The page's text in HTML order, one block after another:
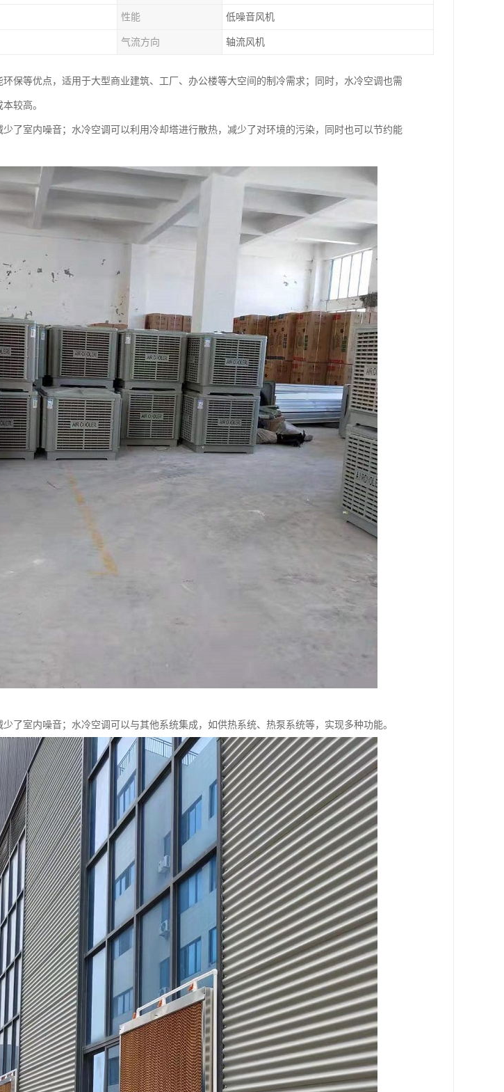
性能 低噪音风机
气流方向 轴流风机
保等优点，适用于大型商业建筑、工厂、办公楼等大空间的制冷需求；同时，水冷空调也需
较高。
了室内噪音；水冷空调可以利用冷却塔进行散热，减少了对环境的污染，同时也可以节约能
了室内噪音；水冷空调可以与其他系统集成，如供热系统、热泵系统等，实现多种功能。